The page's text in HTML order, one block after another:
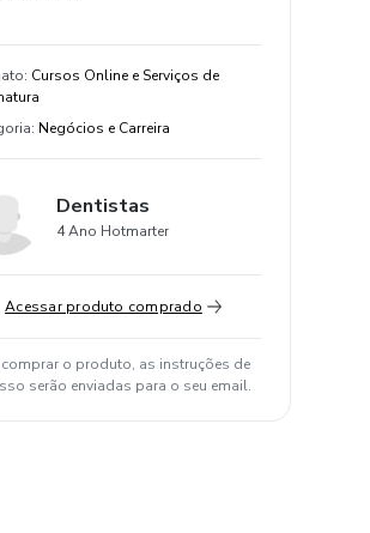
: Cursos Online e Serviços de
: Negócios e Carreira
Dentistas
4 Ano Hotmarter
Acessar produto comprado
o produto, as instruções de
serão enviadas para o seu email.